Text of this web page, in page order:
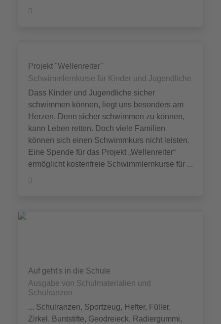
Projekt "Wellenreiter"
Schwimmlernkurse für Kinder und Jugendliche
Dass Kinder und Jugendliche sicher
schwimmen können, liegt uns besonders am
Herzen. Denn sicher schwimmen zu können,
kann Leben retten. Doch viele Familien
können sich einen Schwimmkurs nicht leisten.
Eine Spende für das Projekt „Wellenreiter“
ermöglicht kostenfreie Schwimmlernkurse für ...
Auf geht's in die Schule
Ausgabe von Schulmaterialien und
Schulranzen
... Schulranzen, Sportzeug, Hefter, Füller,
Zirkel, Buntstifte, Geodreieck, Radiergummi,